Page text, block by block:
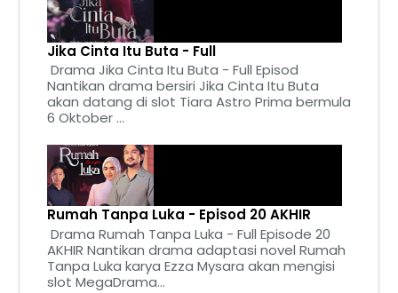
Jika Cinta Itu Buta - Full
Drama Jika Cinta Itu Buta - Full Episod
Nantikan drama bersiri Jika Cinta Itu Buta
akan datang di slot Tiara Astro Prima bermula
6 Oktober ...
Rumah Tanpa Luka - Episod 20 AKHIR
Drama Rumah Tanpa Luka - Full Episode 20
AKHIR Nantikan drama adaptasi novel Rumah
Tanpa Luka karya Ezza Mysara akan mengisi
slot MegaDrama...